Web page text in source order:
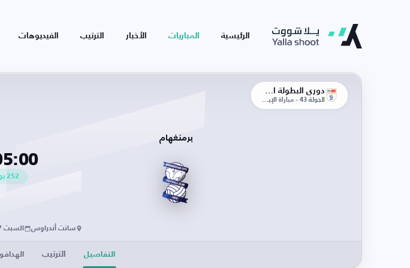
الرئيسية المباريات الأخبار الترتيب الفيديوهات
الجولة 43 - مباراة الإياب
برمنغهام
05:00
252
سانت أندراوس السبت 17-04-2027 · 05:00 م
التفاصيل الترتيب